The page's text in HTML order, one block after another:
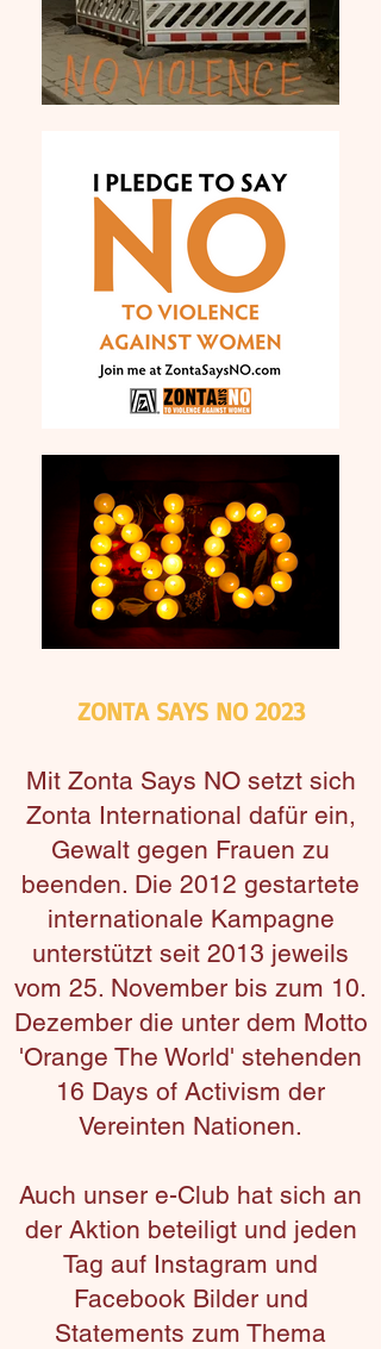
ZONTA SAYS NO 2023
Mit Zonta Says NO setzt sich
Zonta International dafür ein,
Gewalt gegen Frauen zu
beenden. Die 2012 gestartete
internationale Kampagne
unterstützt seit 2013 jeweils
vom 25. November bis zum 10.
Dezember die unter dem Motto
'Orange The World' stehenden
16 Days of Activism der
Vereinten Nationen.
Auch unser e-Club hat sich an
der Aktion beteiligt und jeden
Tag auf Instagram und
Facebook Bilder und
Statements zum Thema